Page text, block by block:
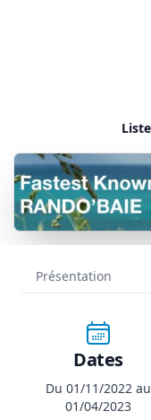
Dates
Du 01/11/2022 au
01/04/2023